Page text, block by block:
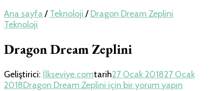
Ana sayfa / Teknoloji / Dragon Dream Zeplini
Teknoloji
Dragon Dream Zeplini
Geliştirici: İlkseviye.comtarih27 Ocak 201827 Ocak
2018Dragon Dream Zeplini için bir yorum yapın